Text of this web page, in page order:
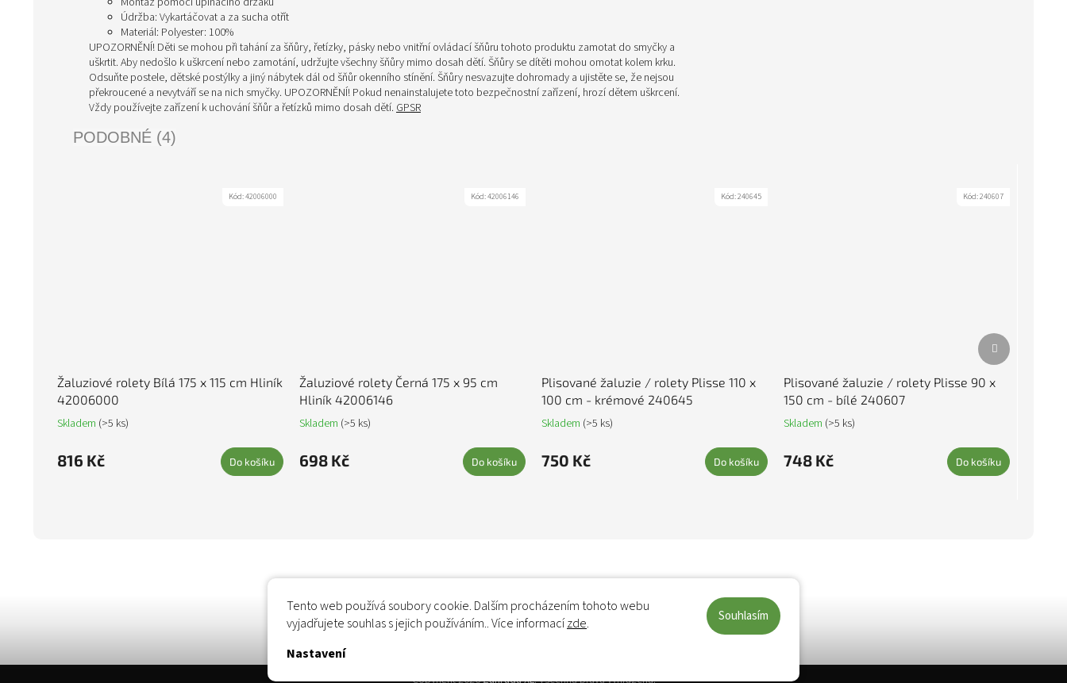
Tento web používá soubory cookie. Dalším procházením tohoto webu
vyjadřujete souhlas s jejich používáním.. Více informacízde.
Nastavení
Souhlasím
Údržba: Vykartáčovat a za sucha otřít
Materiál: Polyester: 100%
UPOZORNĚNÍ! Děti se mohou při tahání za šňůry, řetízky, pásky nebo vnitřní ovládací šňůru tohoto produktu zamotat do smyčky a
uškrtit. Aby nedošlo k uškrcení nebo zamotání, udržujte všechny šňůry mimo dosah dětí. Šňůry se dítěti mohou omotat kolem krku.
Odsuňte postele, dětské postýlky a jiný nábytek dál od šňůr okenního stínění. Šňůry nesvazujte dohromady a ujistěte se, že nejsou
překroucené a nevytváří se na nich smyčky. UPOZORNĚNÍ! Pokud nenainstalujete toto bezpečnostní zařízení, hrozí dětem uškrcení.
Vždy používejte zařízení k uchování šňůr a řetízků mimo dosah dětí. GPSR
PODOBNÉ (4)
Žaluziové rolety Bílá 175 x 115 cm Hliník
42006000
Skladem (>5 ks)
816 Kč Do košíku
Kód:42006000
Žaluziové rolety Černá 175 x 95 cm
Hliník 42006146
Skladem (>5 ks)
698 Kč Do košíku
Kód:42006146
Plisované žaluzie / rolety Plisse 110 x
100 cm - krémové 240645
Skladem (>5 ks)
750 Kč Do košíku
Kód:240645
Plisované žaluzie / rolety Plisse 90 x
150 cm - bílé 240607
Skladem (>5 ks)
748 Kč Do košíku
Kód:240607
Další produkt
Copyright 2026Zahrada XL. Všechna práva vyhrazena.